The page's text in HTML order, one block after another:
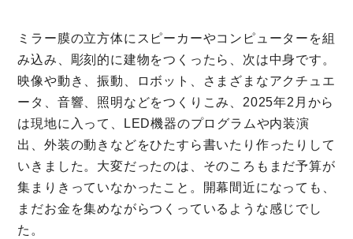
ミラー膜の立方体にスピーカーやコンピューターを組
み込み、彫刻的に建物をつくったら、次は中身です。
映像や動き、振動、ロボット、さまざまなアクチュエ
ータ、音響、照明などをつくりこみ、2025年2月から
は現地に入って、LED機器のプログラムや内装演
出、外装の動きなどをひたすら書いたり作ったりして
いきました。大変だったのは、そのころもまだ予算が
集まりきっていなかったこと。開幕間近になっても、
まだお金を集めながらつくっているような感じでし
た。